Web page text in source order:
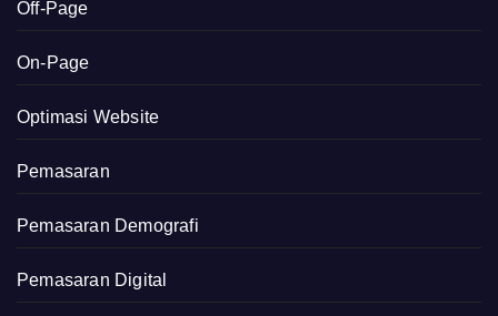
Off-Page
On-Page
Optimasi Website
Pemasaran
Pemasaran Demografi
Pemasaran Digital